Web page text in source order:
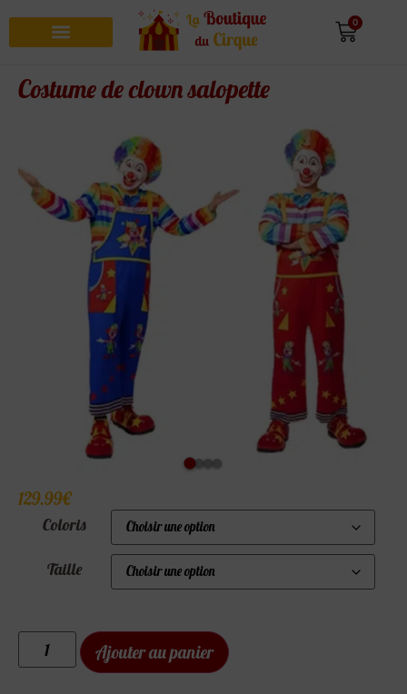
0
Costume de clown salopette
129.99€
Coloris
Taille
Ajouter au panier